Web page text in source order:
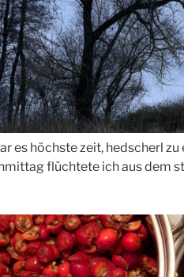
es höchste zeit, hedscherl zu
flüchtete ich aus dem